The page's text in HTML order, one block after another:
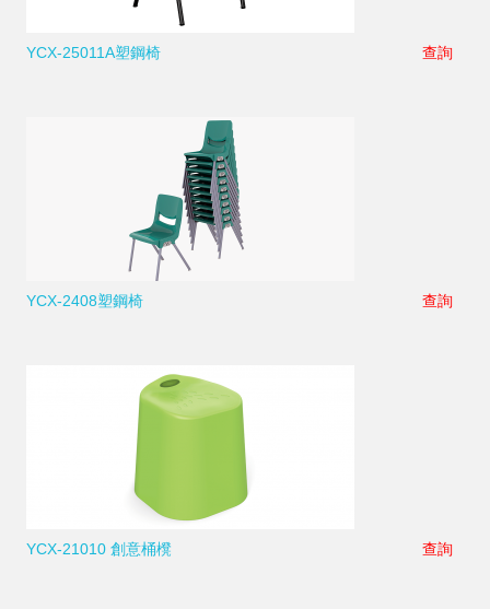
YCX-25011A塑鋼椅 查詢
YCX-2408塑鋼椅 查詢
YCX-21010 創意桶櫈 查詢